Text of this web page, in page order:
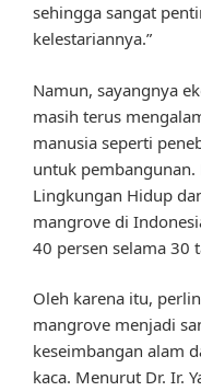
sehingga sangat
kelestariannya.”
Namun, sayangnya
masih terus
manusia seperti
untuk
Lingkungan Hidup
mangrove di
40 persen selama 30
Oleh karena itu,
mangrove menjadi
keseimbangan alam
kaca. Menurut Dr. Ir.